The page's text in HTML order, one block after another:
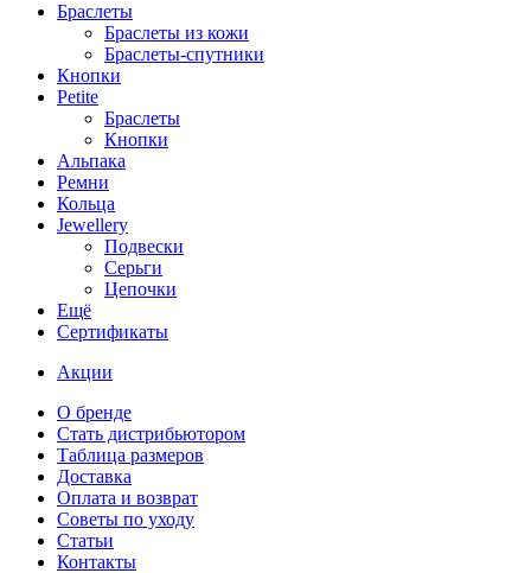
Браслеты
Браслеты из кожи
Браслеты-спутники
Кнопки
Petite
Браслеты
Кнопки
Альпака
Ремни
Кольца
Jewellery
Подвески
Серьги
Цепочки
Ещё
Сертификаты
Акции
О бренде
Стать дистрибьютором
Таблица размеров
Доставка
Оплата и возврат
Советы по уходу
Статьи
Контакты